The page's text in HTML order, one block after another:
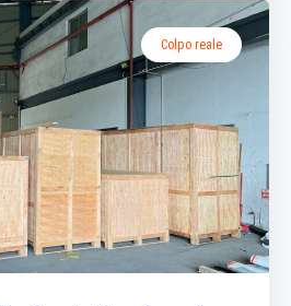
Colpo reale